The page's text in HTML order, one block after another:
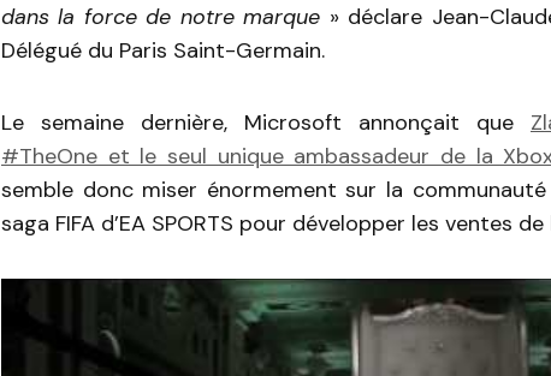
dans la force de notre marque » déclare Jean-
Délégué du Paris Saint-Germain.
Le semaine dernière, Microsoft annonçait que
#TheOne et le seul unique ambassadeur de la
semble donc miser énormement sur la
saga FIFA d’EA SPORTS pour développer les ventes